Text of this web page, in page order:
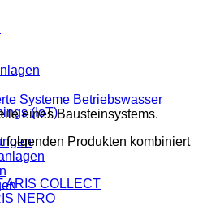
(IoT)
Systeme Betriebswasser
eines Bausteinsystems.
folgenden Produkten kombiniert
ARIS COLLECT
NERO